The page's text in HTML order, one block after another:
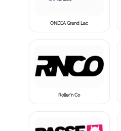
ONDEA Grand Lac
Roller’n Co